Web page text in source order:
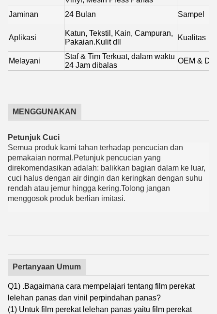
Jaminan
24 Bulan Sampel
Aplikasi
Katun, Tekstil, Kain, Campuran,
Pakaian.Kulit dll
Kualitas
Melayani
Staf & Tim Terkuat, dalam waktu
24 Jam dibalas
OEM &
MENGGUNAKAN
Petunjuk Cuci
Semua produk kami tahan terhadap pencucian dan
pemakaian normal.Petunjuk pencucian yang
direkomendasikan adalah: balikkan bagian dalam ke luar,
cuci halus dengan air dingin dan keringkan dengan suhu
rendah atau jemur hingga kering.Tolong jangan
menggosok produk berlian imitasi.
Pertanyaan Umum
Q1) .Bagaimana cara mempelajari tentang film perekat
lelehan panas dan vinil perpindahan panas?
(1) Untuk film perekat lelehan panas yaitu film perekat